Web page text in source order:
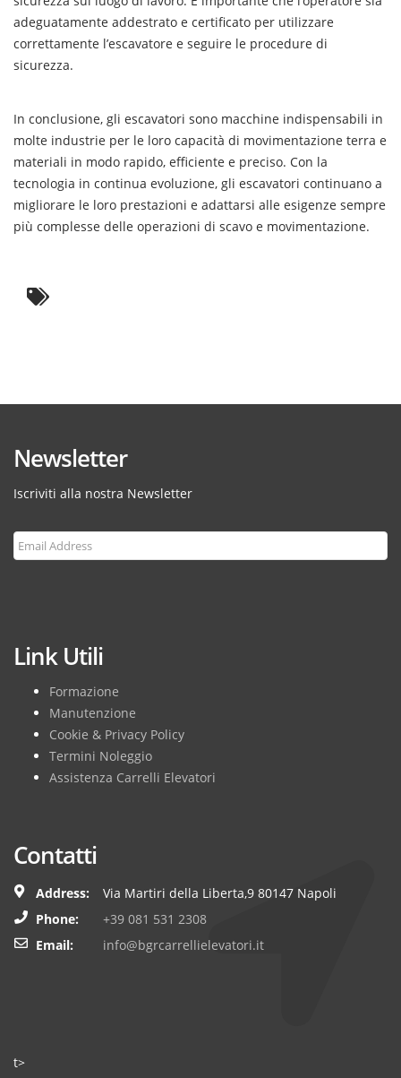
adeguatamente addestrato e certificato per utilizzare
correttamente l’escavatore e seguire le procedure di
sicurezza.
In conclusione, gli escavatori sono macchine indispensabili in
molte industrie per le loro capacità di movimentazione terra e
materiali in modo rapido, efficiente e preciso. Con la
tecnologia in continua evoluzione, gli escavatori continuano a
migliorare le loro prestazioni e adattarsi alle esigenze sempre
più complesse delle operazioni di scavo e movimentazione.
Newsletter
Iscriviti alla nostra Newsletter
Link Utili
Formazione
Manutenzione
Cookie & Privacy Policy
Termini Noleggio
Assistenza Carrelli Elevatori
Contatti
Address:
Via Martiri della Liberta,9 80147 Napoli
Phone:
+39 081 531 2308
Email:
info@bgrcarrellielevatori.it
t>